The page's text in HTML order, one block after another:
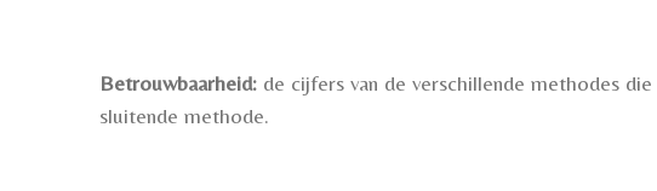
Betrouwbaarheid: de cijfers van de verschillende methodes
sluitende methode.